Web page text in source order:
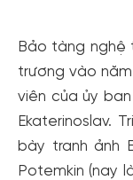
Bảo tàng nghệ
trương vào
viên của ủy
Ekaterinoslav.
bày tranh ảnh
Potemkin (nay